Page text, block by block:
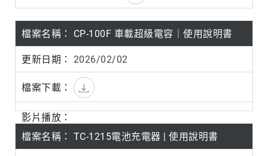
CP-100F 車載超級電容｜使用說明書
2026/02/02
TC-1215電池充電器 | 使用說明書